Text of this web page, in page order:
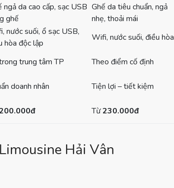
ngả da cao cấp, sạc USB
ghế
Ghế da tiêu chuẩn, ngả
nhẹ, thoải mái
nước suối, ổ sạc USB,
hòa độc lập
Wifi, nước suối, điều hòa
trung tâm TP
Theo điểm cố định
doanh nhân
Tiện lợi – tiết kiệm
0.000đ Từ230.000đ
Hải Vân